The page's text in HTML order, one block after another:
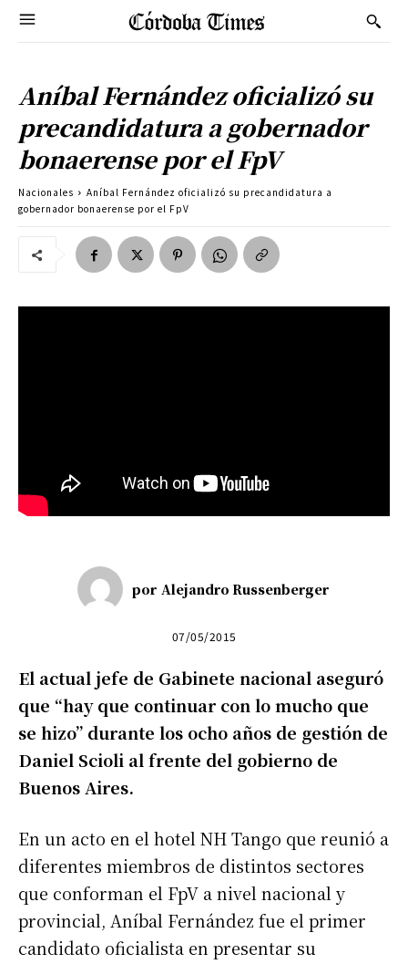
Aníbal Fernández oficializó su
precandidatura a gobernador
bonaerense por el FpV
Nacionales
Aníbal Fernández oficializó su precandidatura a
gobernador bonaerense por el FpV
por Alejandro Russenberger
07/05/2015
El actual jefe de Gabinete nacional aseguró
que “hay que continuar con lo mucho que
se hizo” durante los ocho años de gestión de
Daniel Scioli al frente del gobierno de
Buenos Aires.
En un acto en el hotel NH Tango que reunió a
diferentes miembros de distintos sectores
que conforman el FpV a nivel nacional y
provincial, Aníbal Fernández fue el primer
candidato oficialista en presentar su